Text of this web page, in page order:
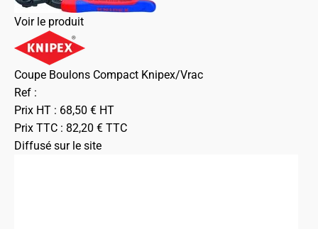
Voir le produit
Coupe Boulons Compact Knipex/Vrac
Ref :
Prix HT : 68,50 € HT
Prix TTC : 82,20 € TTC
Diffusé sur le site